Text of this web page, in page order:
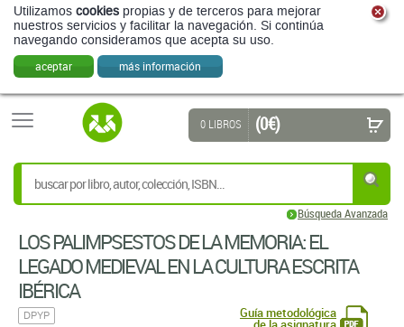
Utilizamos cookies propias y de terceros para mejorar
nuestros servicios y facilitar la navegación. Si continúa
navegando consideramos que acepta su uso.
aceptar más información
Búsqueda Avanzada
0 LIBROS (0 €)
LOS PALIMPSESTOS DE LA MEMORIA: EL
LEGADO MEDIEVAL EN LA CULTURA ESCRITA
IBÉRICA
DPYP Guía metodológica